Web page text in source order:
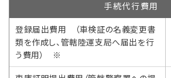
手続代行費用
登録届出費用 （車検証の名義変更書
類を作成し、管轄陸運支局へ届出を行
う費用） ※